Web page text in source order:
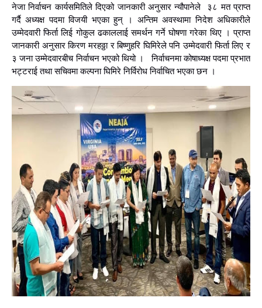
नेजा निर्वाचन कार्यसमितिले दिएको जानकारी अनुसार न्यौपानेले ३८ मत प्राप्त
गर्दै अध्यक्ष पदमा विजयी भएका हुन् । अन्तिम अवस्थामा निदेश अधिकारीले
उम्मेदवारी फिर्ता लिई गोकुल ढकाललाई समर्थन गर्ने घोषणा गरेका थिए । प्राप्त
जानकारी अनुसार किरण मरहठ्ठा र बिष्णुहरि घिमिरेले पनि उम्मेदवारी फिर्ता लिए र
३ जना उम्मेदवारबीच निर्वाचन भएको थियो । निर्वाचनमा कोषाध्यक्ष पदमा प्रभात
भट्टराई तथा सचिवमा कल्पना घिमिरे निर्विरोध निर्वाचित भएका छन ।